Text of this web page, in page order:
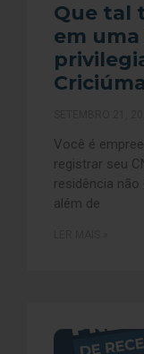
Que tal
em
Você é
registrar seu
residência não
além de